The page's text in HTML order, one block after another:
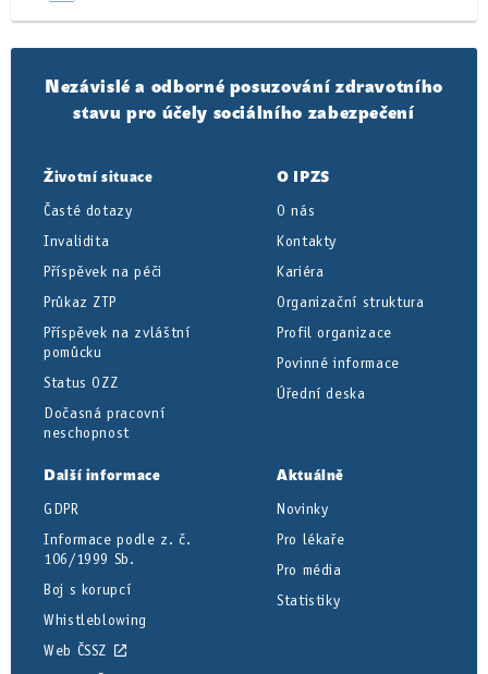
Nezávislé a odborné posuzování zdravotního
stavu pro účely sociálního zabezpečení
Životní situace
Časté dotazy
Invalidita
Příspěvek na péči
Průkaz ZTP
Příspěvek na zvláštní
pomůcku
Status OZZ
Dočasná pracovní
neschopnost
O IPZS
O nás
Kontakty
Kariéra
Organizační struktura
Profil organizace
Povinné informace
Úřední deska
Další informace
GDPR
Informace podle z. č.
106/1999 Sb.
Boj s korupcí
Whistleblowing
Web ČSSZ
Aktuálně
Novinky
Pro lékaře
Pro média
Statistiky